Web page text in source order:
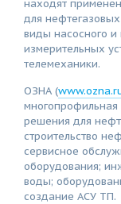
находят
для
виды насосного и
измерительных
телемеханики.
ОЗНА (
решения для
строительство
сервисное
оборудования;
воды;
создание АСУ ТП.